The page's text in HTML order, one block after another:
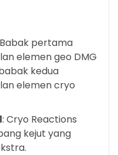
pertama
elemen geo DMG
kedua
elemen cryo
: Cryo Reactions
kejut yang